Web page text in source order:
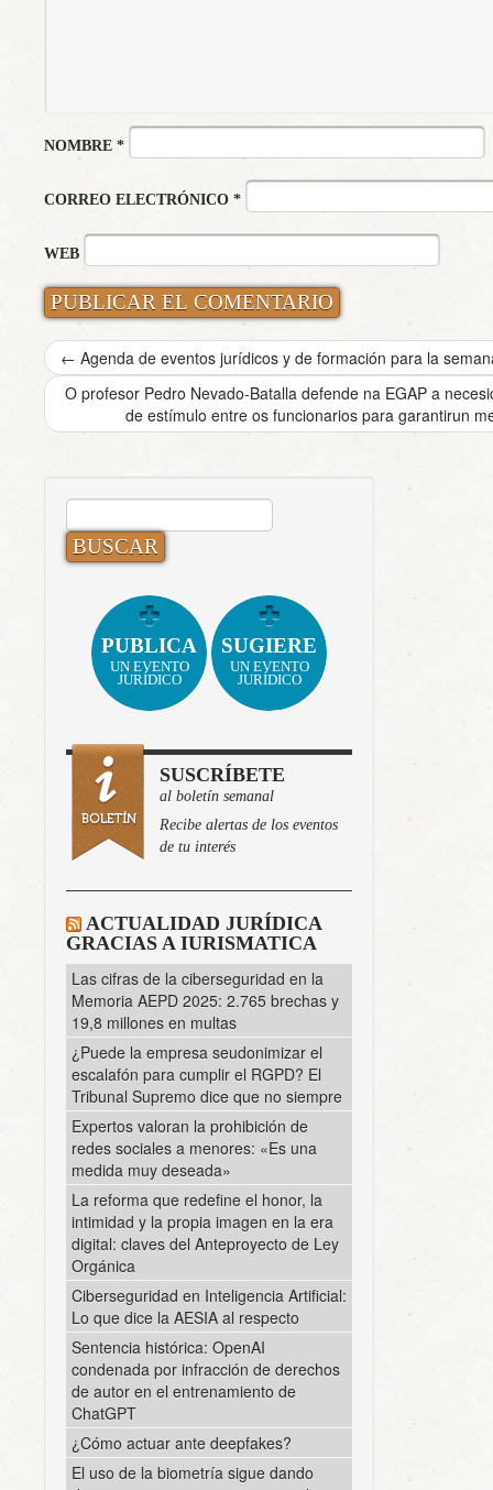
NOMBRE *
CORREO ELECTRÓNICO *
WEB
← Agenda de eventos jurídicos y de formación para la
O profesor Pedro Nevado-Batalla defende na EGAP a
de estímulo entre os funcionarios para garantirun
BUSCAR:
PUBLICA
UN EVENTO
JURÍDICO
SUGIERE
UN EVENTO
JURÍDICO
SUSCRÍBETE
al boletín semanal
Recibe alertas de los eventos
de tu interés
ACTUALIDAD JURÍDICA
GRACIAS A IURISMATICA
Las cifras de la ciberseguridad en la
Memoria AEPD 2025: 2.765 brechas y
19,8 millones en multas
¿Puede la empresa seudonimizar el
escalafón para cumplir el RGPD? El
Tribunal Supremo dice que no siempre
Expertos valoran la prohibición de
redes sociales a menores: «Es una
medida muy deseada»
La reforma que redefine el honor, la
intimidad y la propia imagen en la era
digital: claves del Anteproyecto de Ley
Orgánica
Ciberseguridad en Inteligencia Artificial:
Lo que dice la AESIA al respecto
Sentencia histórica: OpenAI
condenada por infracción de derechos
de autor en el entrenamiento de
ChatGPT
¿Cómo actuar ante deepfakes?
El uso de la biometría sigue dando